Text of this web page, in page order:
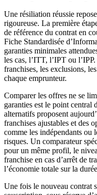
Une résiliation réussie
rigoureuse. La première
de référence du contrat en
Fiche Standardisée
garanties minimales
les cas, l’ITT, l’IPT ou
franchises, les exclusions,
chaque emprunteur.
Comparer les offres ne se
garanties est le point central
alternatifs proposent
franchises ajustables et des
comme les indépendants ou
risques. Un comparateur
pour un même profil, le
franchise en cas d’arrêt de
l’économie totale sur la
Une fois le nouveau contrat